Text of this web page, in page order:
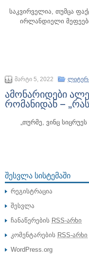
საკვირველია, თუმცა
ირლანდიელი
მარტი 5, 2022
ამონარიდები
რომანიდან –
„თურმე, ვინც
ᲨᲔᲡᲕᲚᲐ ᲡᲘᲡᲢᲔᲛᲐᲨᲘ
რეგისტრაცია
შესვლა
ჩანაწერების RSS-არხი
კომენტარების RSS-არხი
WordPress.org